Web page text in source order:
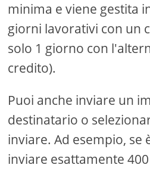
minima e viene gestita
giorni lavorativi con un
solo 1 giorno con
credito).
Puoi anche inviare un
destinatario o
inviare. Ad esempio, se
inviare esattamente 400